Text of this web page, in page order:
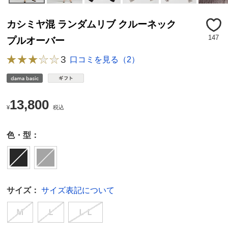
カシミヤ混 ランダムリブ クルーネック
プルオーバー
147
3 口コミを見る（2）
¥13,800 税込
色・型：
サイズ： サイズ表記について
Ｍ Ｌ ＬＬ